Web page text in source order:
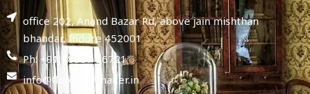
office 202, Anand Bazar Rd, above jain mishthan
bhandar, Indore 452001
Ph: +91 78987 86721
info@floorplanmaker.in